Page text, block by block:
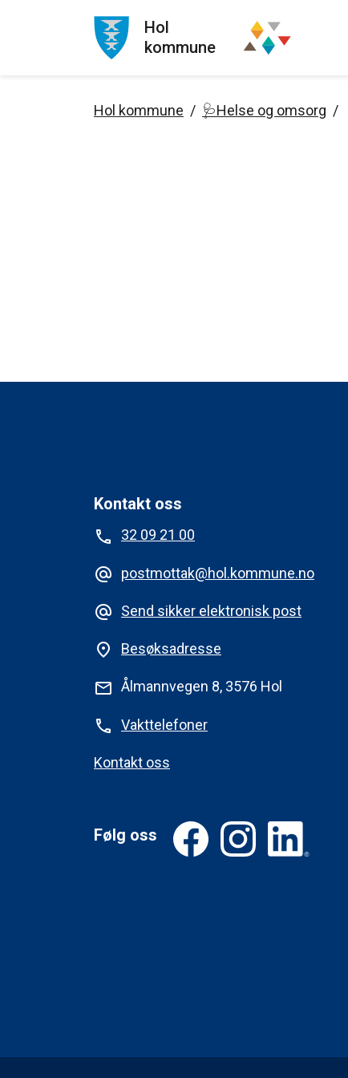
Hol
kommune
Hol kommune 🩺Helse og omsorg
Kontakt oss
phone
32 09 21 00
alternate_email postmottak@hol.kommune.no
alternate_email Send sikker elektronisk post
place Besøksadresse
mail Ålmannvegen 8, 3576 Hol
phone Vakttelefoner
Kontakt oss
Følg oss